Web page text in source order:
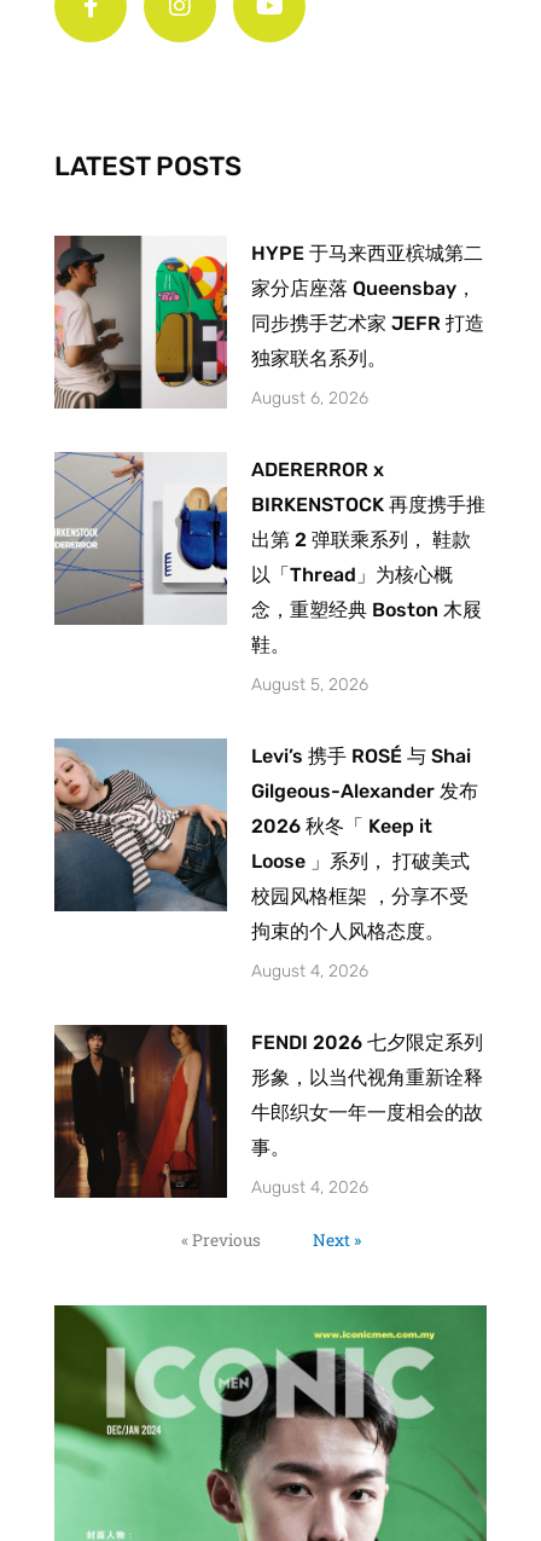
-
f
m
LATEST POSTS
HYPE 于马来西亚槟城第二
家分店座落 Queensbay，
同步携手艺术家 JEFR 打造
独家联名系列。
August 6, 2026
ADERERROR x
BIRKENSTOCK 再度携手推
出第 2 弹联乘系列， 鞋款
以「Thread」为核心概
念，重塑经典 Boston 木屐
鞋。
August 5, 2026
Levi’s 携手 ROSÉ 与 Shai
Gilgeous-Alexander 发布
2026 秋冬「 Keep it
Loose 」系列， 打破美式
校园风格框架 ，分享不受
拘束的个人风格态度。
August 4, 2026
FENDI 2026 七夕限定系列
形象，以当代视角重新诠释
牛郎织女一年一度相会的故
事。
August 4, 2026
« Previous Next »